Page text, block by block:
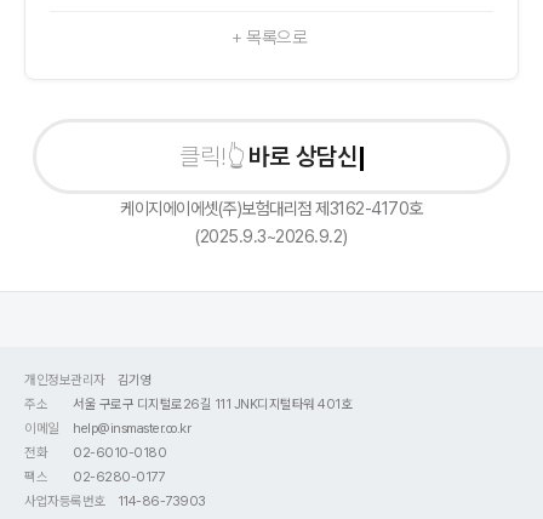
+ 목록으로
바로 상담신청하기
케이지에이에셋(주)보험대리점 제3162-4170호
(2025.9.3~2026.9.2)
개인정보관리자
김기영
주소
서울 구로구 디지털로26길 111 JNK디지털타워 401호
이메일
help@insmaster.co.kr
전화
02-6010-0180
팩스
02-6280-0177
사업자등록번호
114-86-73903